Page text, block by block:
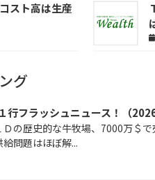
スト高は生産
グ
Ｄの歴史的な牛牧場、7000万＄
問題はほぼ解...